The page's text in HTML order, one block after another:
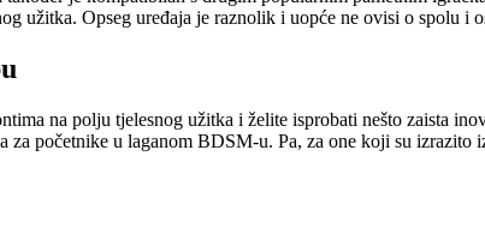
užitka. Opseg uređaja je raznolik i uopće ne ovisi o spolu i
na polju tjelesnog užitka i želite isprobati nešto zaista
za početnike u laganom BDSM-u. Pa, za one koji su